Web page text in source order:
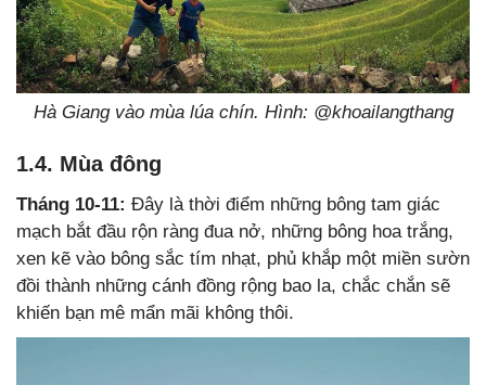
Hà Giang vào mùa lúa chín. Hình: @khoailangthang
1.4. Mùa đông
Tháng 10-11: Đây là thời điểm những bông tam giác
mạch bắt đầu rộn ràng đua nở, những bông hoa trắng,
xen kẽ vào bông sắc tím nhạt, phủ khắp một miền sườn
đồi thành những cánh đồng rộng bao la, chắc chắn sẽ
khiến bạn mê mẩn mãi không thôi.